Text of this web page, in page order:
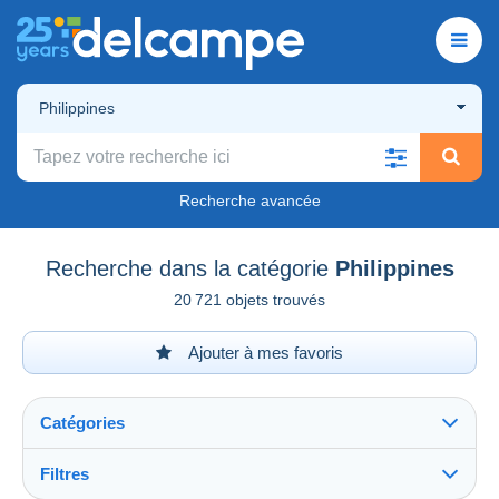
Philippines
Recherche avancée
Recherche dans la catégorie Philippines
20 721 objets trouvés
Ajouter à mes favoris
Catégories
Filtres